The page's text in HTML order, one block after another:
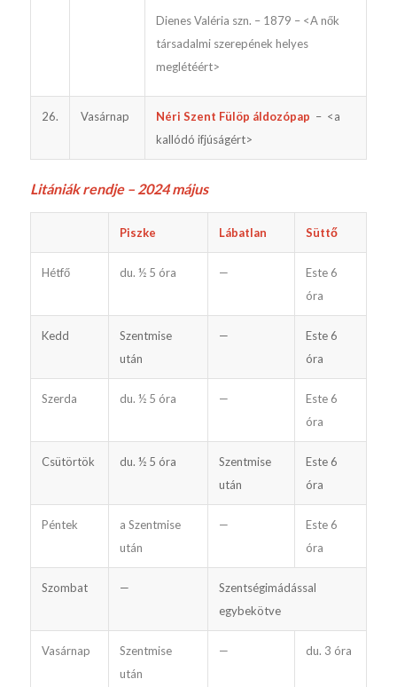
Dienes Valéria szn. – 1879 – <A nők
társadalmi szerepének helyes
meglétéért>
26. Vasárnap Néri Szent Fülöp áldozópap – <a
kallódó ifjúságért>
Litániák rendje – 2024 május
Piszke Lábatlan Süttő
Hétfő du. ½ 5 óra —
Este 6
óra
Kedd
Szentmise
után
—
Este 6
óra
Szerda du. ½ 5 óra —
Este 6
óra
Csütörtök du. ½ 5 óra
Szentmise
után
Este 6
óra
Péntek
a Szentmise
után
—
Este 6
óra
Szombat —
Szentségimádással
egybekötve
Vasárnap
Szentmise
után
— du. 3 óra